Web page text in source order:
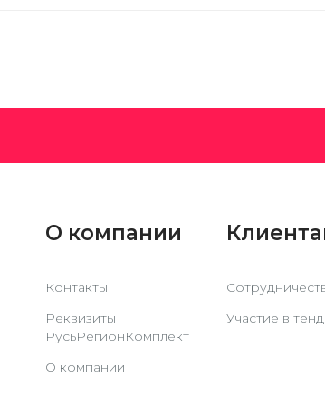
О компании
Контакты
Реквизиты
РусьРегионКомплект
О компании
Участие в